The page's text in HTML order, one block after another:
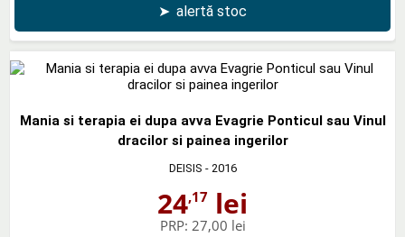
➤ alertă stoc
Mania si terapia ei dupa avva Evagrie Ponticul sau Vinul
dracilor si painea ingerilor
DEISIS - 2016
24,17 lei
PRP: 27,00 lei